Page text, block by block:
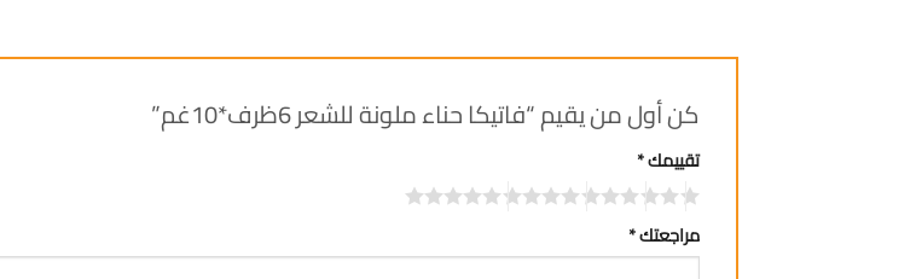
كن أول من يقيم “فاتيكا حناء ملونة للشعر 6ظرف*10غم”
تقييمك*
مراجعتك*